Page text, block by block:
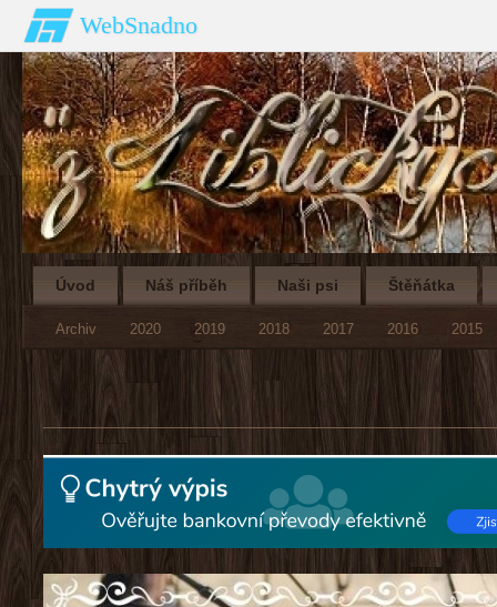
WebSnadno
Úvod Náš příběh Naši psi Štěňátka
Archiv 2020 2019 2018 2017 2016 2015